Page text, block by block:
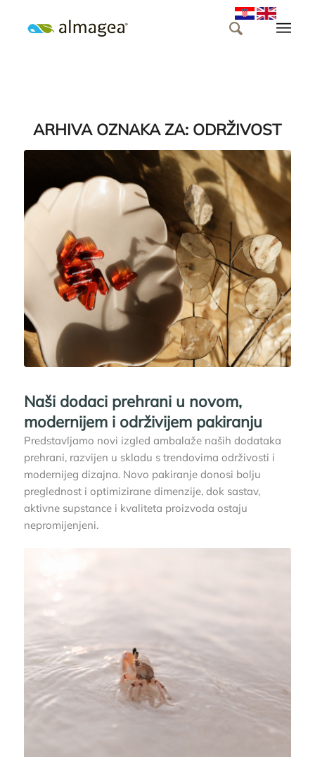
ARHIVA OZNAKA ZA: ODRŽIVOST
Naši dodaci prehrani u novom,
modernijem i održivijem pakiranju
Predstavljamo novi izgled ambalaže naših dodataka
prehrani, razvijen u skladu s trendovima održivosti i
modernijeg dizajna. Novo pakiranje donosi bolju
preglednost i optimizirane dimenzije, dok sastav,
aktivne supstance i kvaliteta proizvoda ostaju
nepromijenjeni.